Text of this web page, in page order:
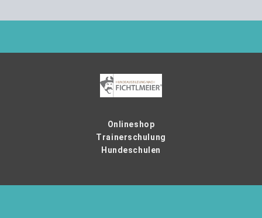
Onlineshop
Trainerschulung
Hundeschulen